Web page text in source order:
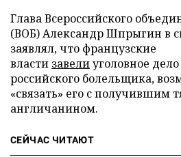
Глава Всероссийского
(ВОБ) Александр Шпрыгин в
заявлял, что французские
власти завелиуголовное
российского болельщика,
«связать» его с получившим
англичанином.
СЕЙЧАС ЧИТАЮТ